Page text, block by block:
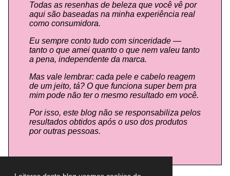
Todas as resenhas de beleza que você vê por
aqui são baseadas na minha experiência real
como consumidora.
Eu sempre conto tudo com sinceridade —
tanto o que amei quanto o que nem valeu tanto
a pena, independente da marca.
Mas vale lembrar: cada pele e cabelo reagem
de um jeito, tá? O que funciona super bem pra
mim pode não ter o mesmo resultado em você.
Por isso, este blog não se responsabiliza pelos
resultados obtidos após o uso dos produtos
por outras pessoas.